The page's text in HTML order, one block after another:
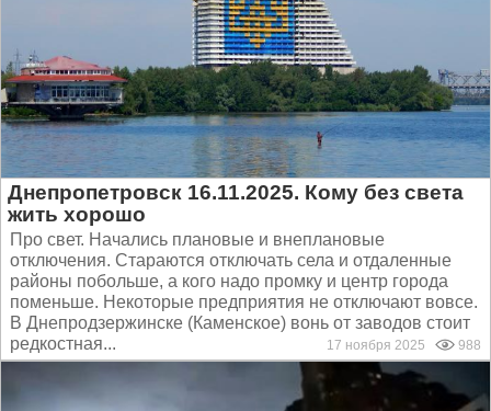
Днепропетровск 16.11.2025. Кому без света
жить хорошо
Про свет. Начались плановые и внеплановые
отключения. Стараются отключать села и отдаленные
районы побольше, а кого надо промку и центр города
поменьше. Некоторые предприятия не отключают вовсе.
В Днепродзержинске (Каменское) вонь от заводов стоит
редкостная...
17 ноября 2025 988